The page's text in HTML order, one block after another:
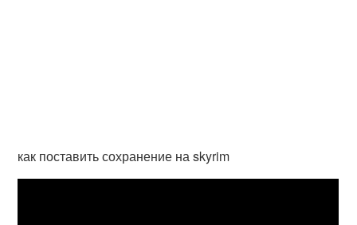
как поставить сохранение на skyrim